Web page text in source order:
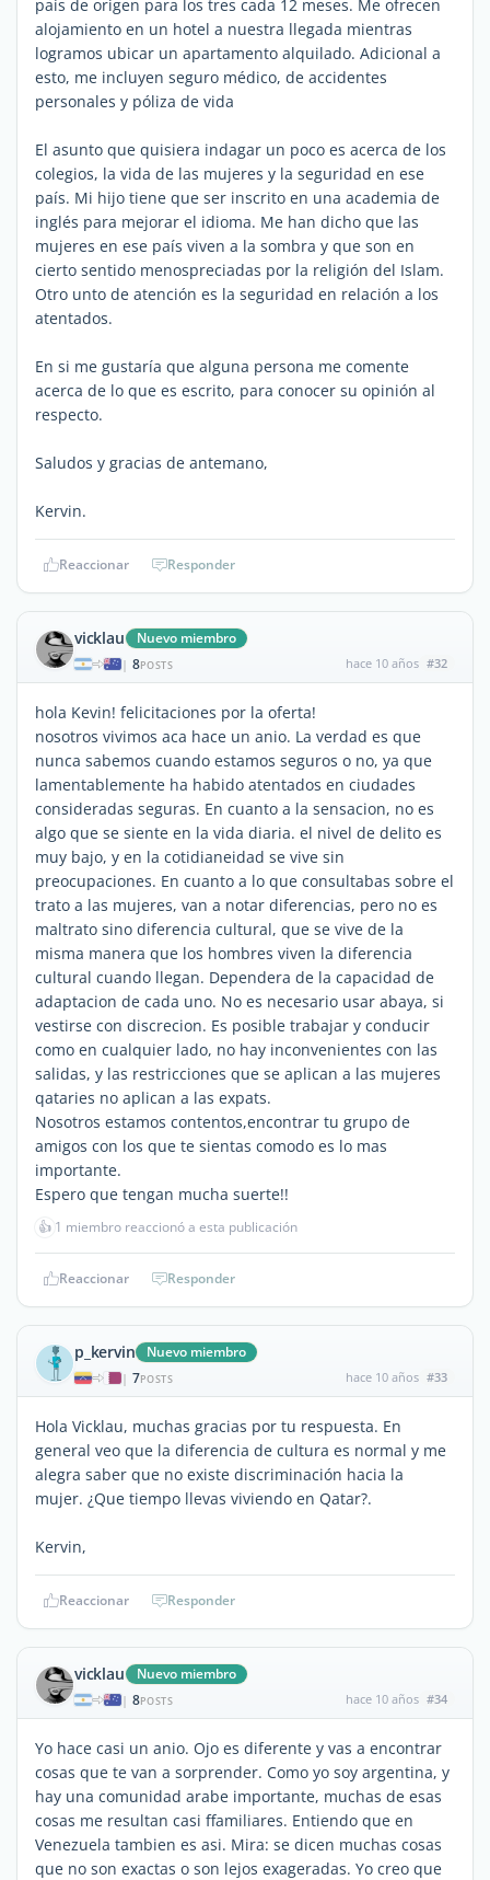
país de origen para los tres cada 12 meses. Me ofrecen
alojamiento en un hotel a nuestra llegada mientras
logramos ubicar un apartamento alquilado. Adicional a
esto, me incluyen seguro médico, de accidentes
personales y póliza de vida
El asunto que quisiera indagar un poco es acerca de los
colegios, la vida de las mujeres y la seguridad en ese
país. Mi hijo tiene que ser inscrito en una academia de
inglés para mejorar el idioma. Me han dicho que las
mujeres en ese país viven a la sombra y que son en
cierto sentido menospreciadas por la religión del Islam.
Otro unto de atención es la seguridad en relación a los
atentados.
En si me gustaría que alguna persona me comente
acerca de lo que es escrito, para conocer su opinión al
respecto.
Saludos y gracias de antemano,
Kervin.
Reaccionar Responder
vicklau Nuevo miembro
| 8POSTS hace 10 años #32
hola Kevin! felicitaciones por la oferta!
nosotros vivimos aca hace un anio. La verdad es que
nunca sabemos cuando estamos seguros o no, ya que
lamentablemente ha habido atentados en ciudades
consideradas seguras. En cuanto a la sensacion, no es
algo que se siente en la vida diaria. el nivel de delito es
muy bajo, y en la cotidianeidad se vive sin
preocupaciones. En cuanto a lo que consultabas sobre el
trato a las mujeres, van a notar diferencias, pero no es
maltrato sino diferencia cultural, que se vive de la
misma manera que los hombres viven la diferencia
cultural cuando llegan. Dependera de la capacidad de
adaptacion de cada uno. No es necesario usar abaya, si
vestirse con discrecion. Es posible trabajar y conducir
como en cualquier lado, no hay inconvenientes con las
salidas, y las restricciones que se aplican a las mujeres
qataries no aplican a las expats.
Nosotros estamos contentos,encontrar tu grupo de
amigos con los que te sientas comodo es lo mas
importante.
Espero que tengan mucha suerte!!
👍 1 miembro reaccionó a esta publicación
Reaccionar Responder
p_kervin Nuevo miembro
| 7POSTS hace 10 años #33
Hola Vicklau, muchas gracias por tu respuesta. En
general veo que la diferencia de cultura es normal y me
alegra saber que no existe discriminación hacia la
mujer. ¿Que tiempo llevas viviendo en Qatar?.
Kervin,
Reaccionar Responder
vicklau Nuevo miembro
| 8POSTS hace 10 años #34
Yo hace casi un anio. Ojo es diferente y vas a encontrar
cosas que te van a sorprender. Como yo soy argentina, y
hay una comunidad arabe importante, muchas de esas
cosas me resultan casi ffamiliares. Entiendo que en
Venezuela tambien es asi. Mira: se dicen muchas cosas
que no son exactas o son lejos exageradas. Yo creo que